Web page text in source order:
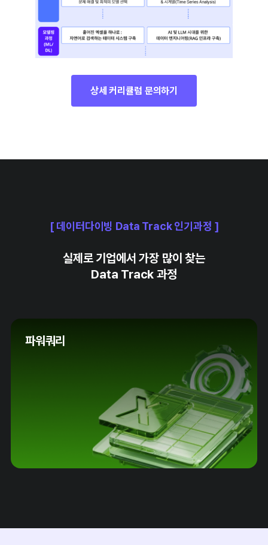
상세 커리큘럼 문의하기
[ 데이터다이빙 Data Track 인기과정 ]
실제로 기업에서 가장 많이 찾는
Data Track 과정
파워쿼리